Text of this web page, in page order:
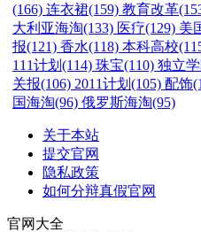
(166) 连衣裙(159) 教育改革
大利亚海淘(133) 医疗(129) 美
报(121) 香水(118) 本科高校
111计划(114) 珠宝(110) 独立
关报(106) 2011计划(105) 配饰
国海淘(96) 俄罗斯海淘(95)
关于本站
提交官网
隐私政策
如何分辩真假官网
官网大全